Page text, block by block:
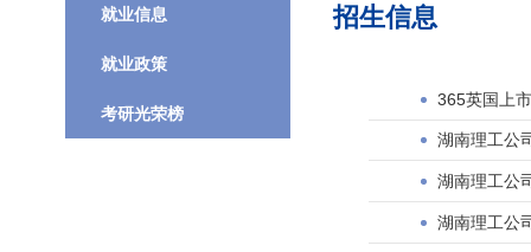
就业信息
就业政策
考研光荣榜
招生信息
365英国上
湖南理工公
湖南理工公
湖南理工公